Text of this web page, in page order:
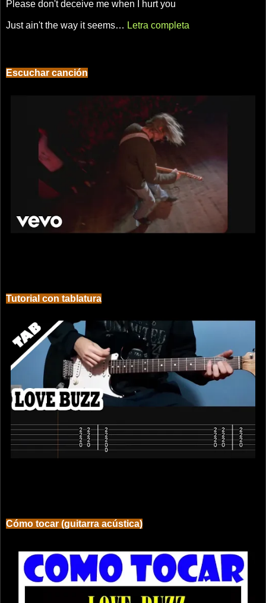
Please don't deceive me when I hurt you
Just ain't the way it seems… Letra completa
Escuchar canción
Tutorial con tablatura
Cómo tocar (guitarra acústica)